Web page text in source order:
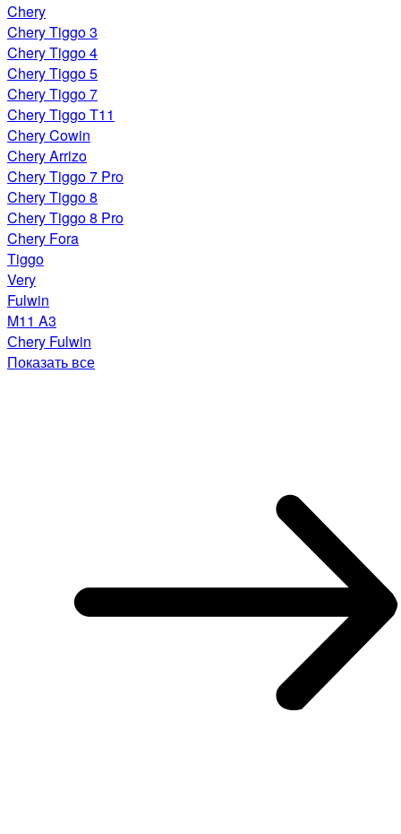
Chery
Chery Tiggo 3
Chery Tiggo 4
Chery Tiggo 5
Chery Tiggo 7
Chery Tiggo T11
Chery Cowin
Chery Arrizo
Chery Tiggo 7 Pro
Chery Tiggo 8
Chery Tiggo 8 Pro
Chery Fora
Tiggo
Very
Fulwin
M11 A3
Сhery Fulwin
Показать все